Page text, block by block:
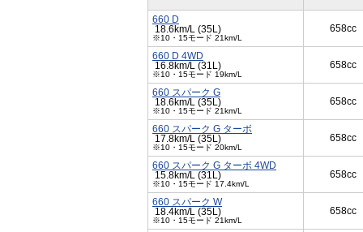
660 D
18.6km/L (35L)
※10・15モード 21km/L
658cc
660 D 4WD
16.8km/L (31L)
※10・15モード 19km/L
658cc
660 スパーク G
18.6km/L (35L)
※10・15モード 21km/L
658cc
660 スパーク G ターボ
17.8km/L (35L)
※10・15モード 20km/L
658cc
660 スパーク G ターボ 4WD
15.8km/L (31L)
※10・15モード 17.4km/L
658cc
660 スパーク W
18.4km/L (35L)
※10・15モード 21km/L
658cc